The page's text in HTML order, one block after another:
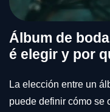
Álbum de
é elegir y por
La elección entre un
puede definir cómo se